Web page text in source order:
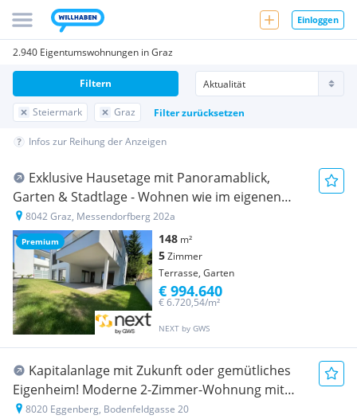
Einloggen
2.940 Eigentumswohnungen in Graz
Steiermark Graz Filter zurücksetzen
Filtern
Infos zur Reihung der Anzeigen
Premium
Exklu­sive Hause­tage mit Panora­ma­blick,
Garten & Stadt­lage - Wohnen wie im eigenen
Haus"
8042 Graz, Messendorfberg 202a
148 m²
5Zimmer
Terrasse, Garten
NEXT by GWS
€ 6.720,54/m²
€ 994.640
Kapitalanlage mit Zukunft oder gemütliches
Eigenheim! Moderne 2-Zimmer-Wohnung mit
Balkon nahe FH Joanneum & Schloss Eggenberg
8020 Eggenberg, Bodenfeldgasse 20